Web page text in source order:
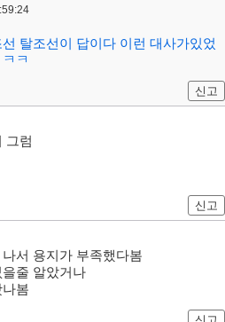
탈조선이 답이다 이런 대사가있었
ㅋ
신고
그럼
신고
서 용지가 부족했다봄
줄 알았거나
봄